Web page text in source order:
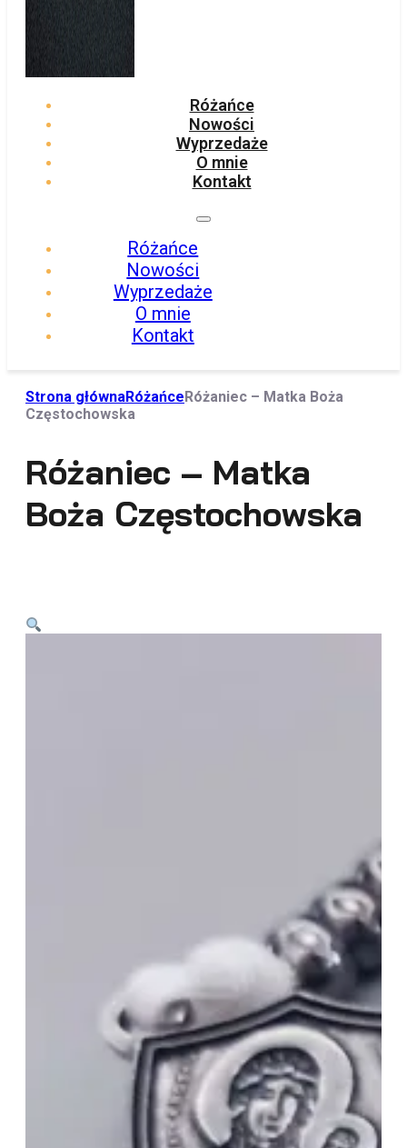
Różańce
Nowości
Wyprzedaże
O mnie
Kontakt
Różańce
Nowości
Wyprzedaże
O mnie
Kontakt
Strona głównaRóżańceRóżaniec – Matka Boża
Częstochowska
Różaniec – Matka
Boża Częstochowska